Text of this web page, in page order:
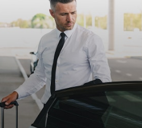
Transports
Pour vos départs comme pour
service de transport fiable et
aéroports. Je m’assure que
contrainte et dans un confort
pour affaires ou pour le plaisir,
afin que vous puissiez vous
voyage.